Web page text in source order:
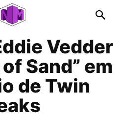
Vedder
Sand” em
de Twin